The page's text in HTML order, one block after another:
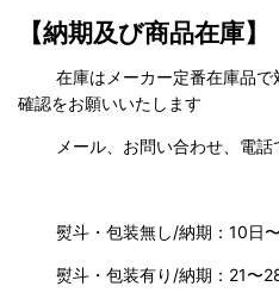
【納期及び商品在庫】
在庫はメーカー定番在庫品で
確認をお願いいたします
メール、お問い合わせ、電話
熨斗・包装無し/納期：10日〜
熨斗・包装有り/納期：21〜